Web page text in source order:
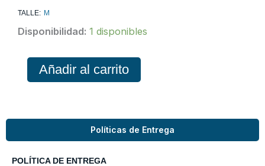
TALLE: M
Disponibilidad: 1 disponibles
Short
Añadir al carrito
Políticas de Entrega
POLÍTICA DE ENTREGA